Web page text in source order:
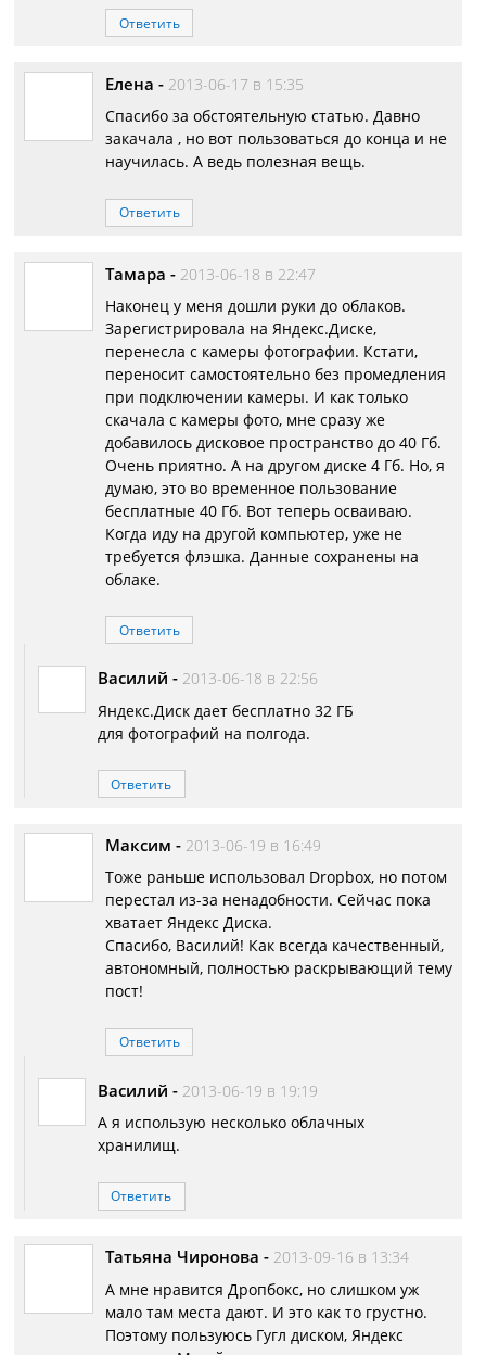
Ответить
Елена - 2013-06-17 в 15:35
Спасибо за обстоятельную статью. Давно
закачала , но вот пользоваться до конца и не
научилась. А ведь полезная вещь.
Ответить
Тамара - 2013-06-18 в 22:47
Наконец у меня дошли руки до облаков.
Зарегистрировала на Яндекс.Диске,
перенесла с камеры фотографии. Кстати,
переносит самостоятельно без промедления
при подключении камеры. И как только
скачала с камеры фото, мне сразу же
добавилось дисковое пространство до 40 Гб.
Очень приятно. А на другом диске 4 Гб. Но, я
думаю, это во временное пользование
бесплатные 40 Гб. Вот теперь осваиваю.
Когда иду на другой компьютер, уже не
требуется флэшка. Данные сохранены на
облаке.
Ответить
Василий - 2013-06-18 в 22:56
Яндекс.Диск дает бесплатно 32 ГБ
для фотографий на полгода.
Ответить
Максим - 2013-06-19 в 16:49
Тоже раньше использовал Dropbox, но потом
перестал из-за ненадобности. Сейчас пока
хватает Яндекс Диска.
Спасибо, Василий! Как всегда качественный,
автономный, полностью раскрывающий тему
пост!
Ответить
Василий - 2013-06-19 в 19:19
А я использую несколько облачных
хранилищ.
Ответить
Татьяна Чиронова - 2013-09-16 в 13:34
А мне нравится Дропбокс, но слишком уж
мало там места дают. И это как то грустно.
Поэтому пользуюсь Гугл диском, Яндекс